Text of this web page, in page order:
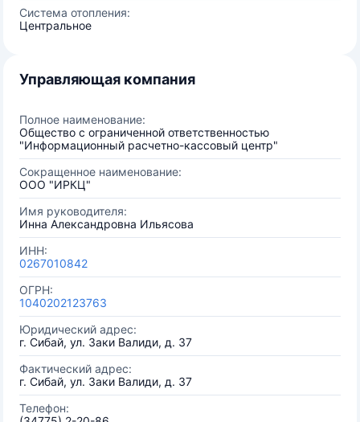
Система отопления:
Центральное
Управляющая компания
Полное наименование:
Общество с ограниченной ответственностью
"Информационный расчетно-кассовый центр"
Сокращенное наименование:
ООО "ИРКЦ"
Имя руководителя:
Инна Александровна Ильясова
ИНН:
0267010842
ОГРН:
1040202123763
Юридический адрес:
г. Сибай, ул. Заки Валиди, д. 37
Фактический адрес:
г. Сибай, ул. Заки Валиди, д. 37
Телефон: